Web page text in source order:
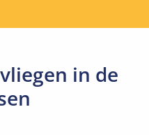
in de